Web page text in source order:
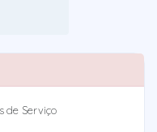
de Serviço